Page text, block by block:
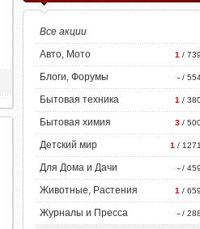
Все акции
1 / 739
Авто, Мото
- /
Блоги, Форумы
1 /
Бытовая техника
3 /
Бытовая химия
1 / 1271
Детский мир
- / 459
Для Дома и Дачи
1 / 659
Животные, Растения
- / 288
Журналы и Пресса